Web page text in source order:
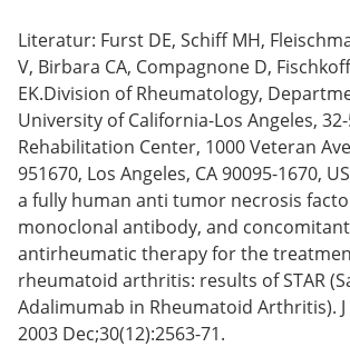
Literatur: Furst DE, Schiff MH,
V, Birbara CA, Compagnone D,
EK.Division of Rheumatology,
University of California-Los Angeles,
Rehabilitation Center, 1000 Veteran
951670, Los Angeles, CA 90095-1670,
a fully human anti tumor necrosis
monoclonal antibody, and
antirheumatic therapy for the
rheumatoid arthritis: results of STAR
Adalimumab in Rheumatoid Arthritis).
2003 Dec;30(12):2563-71.